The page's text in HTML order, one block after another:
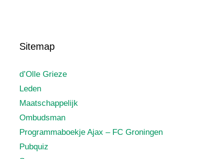
Sitemap
d’Olle Grieze
Leden
Maatschappelijk
Ombudsman
Programmaboekje Ajax – FC Groningen
Pubquiz